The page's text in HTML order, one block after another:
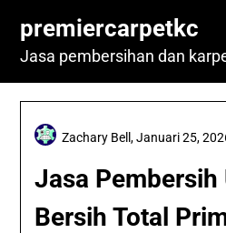
content
premiercarpetkc
Jasa pembersihan dan
Jasa Pembersih
Bersih Total
Zachary Bell,Januari 25,